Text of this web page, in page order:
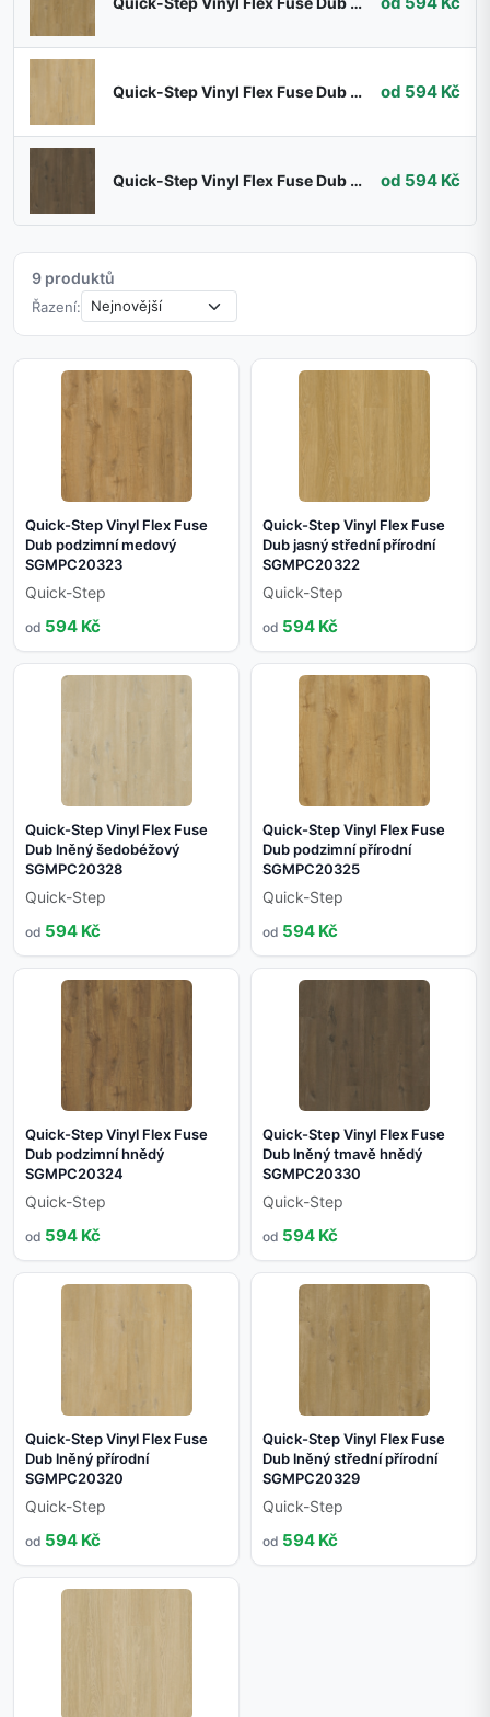
Quick-Step Vinyl Flex Fuse Dub lněný přírodní SGMPC20320 od 594 Kč
Quick-Step Vinyl Flex Fuse Dub lněný tmavě hnědý SGMPC20330 od 594 Kč
9 produktů
Řazení:
Quick-Step Vinyl Flex Fuse
Dub podzimní medový
SGMPC20323
Quick-Step
od 594 Kč
Quick-Step Vinyl Flex Fuse
Dub jasný střední přírodní
SGMPC20322
Quick-Step
od 594 Kč
Quick-Step Vinyl Flex Fuse
Dub lněný šedobéžový
SGMPC20328
Quick-Step
od 594 Kč
Quick-Step Vinyl Flex Fuse
Dub podzimní přírodní
SGMPC20325
Quick-Step
od 594 Kč
Quick-Step Vinyl Flex Fuse
Dub podzimní hnědý
SGMPC20324
Quick-Step
od 594 Kč
Quick-Step Vinyl Flex Fuse
Dub lněný tmavě hnědý
SGMPC20330
Quick-Step
od 594 Kč
Quick-Step Vinyl Flex Fuse
Dub lněný přírodní
SGMPC20320
Quick-Step
od 594 Kč
Quick-Step Vinyl Flex Fuse
Dub lněný střední přírodní
SGMPC20329
Quick-Step
od 594 Kč